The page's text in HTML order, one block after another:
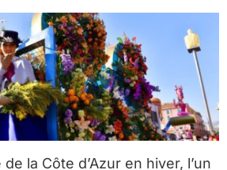
la Côte d’Azur en hiver, l’un